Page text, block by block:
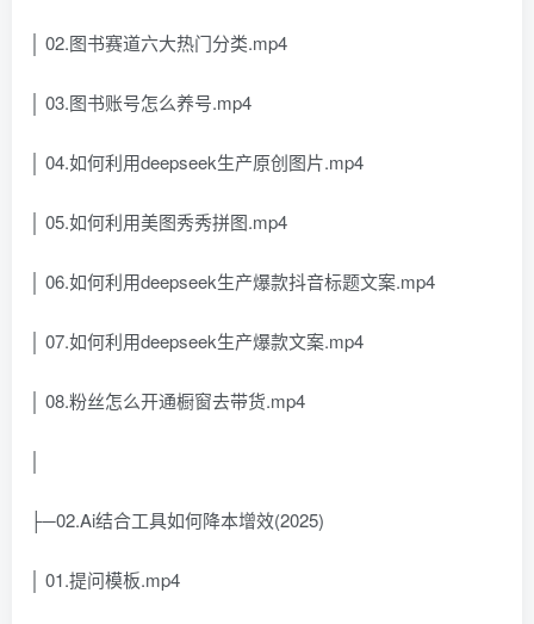
│ 02.图书赛道六大热门分类.mp4
│ 03.图书账号怎么养号.mp4
│ 04.如何利用deepseek生产原创图片.mp4
│ 05.如何利用美图秀秀拼图.mp4
│ 06.如何利用deepseek生产爆款抖音标题文案.mp4
│ 07.如何利用deepseek生产爆款文案.mp4
│ 08.粉丝怎么开通橱窗去带货.mp4
├─02.Ai结合工具如何降本增效(2025)
│ 01.提问模板.mp4